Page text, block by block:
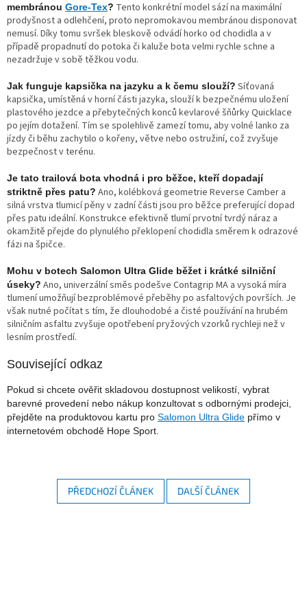
membránou Gore-Tex? Tento konkrétní model sází na maximální
prodyšnost a odlehčení, proto nepromokavou membránou disponovat
nemusí. Díky tomu svršek bleskově odvádí horko od chodidla a v
případě propadnutí do potoka či kaluže bota velmi rychle schne a
nezadržuje v sobě těžkou vodu.
Jak funguje kapsička na jazyku a k čemu slouží? Síťovaná
kapsička, umístěná v horní části jazyka, slouží k bezpečnému uložení
plastového jezdce a přebytečných konců kevlarové šňůrky Quicklace
po jejím dotažení. Tím se spolehlivě zamezí tomu, aby volné lanko za
jízdy či běhu zachytilo o kořeny, větve nebo ostružiní, což zvyšuje
bezpečnost v terénu.
Je tato trailová bota vhodná i pro běžce, kteří dopadají
striktně přes patu? Ano, kolébková geometrie Reverse Camber a
silná vrstva tlumicí pěny v zadní části jsou pro běžce preferující dopad
přes patu ideální. Konstrukce efektivně tlumí prvotní tvrdý náraz a
okamžitě přejde do plynulého překlopení chodidla směrem k odrazové
fázi na špičce.
Mohu v botech Salomon Ultra Glide běžet i krátké silniční
úseky? Ano, univerzální směs podešve Contagrip MA a vysoká míra
tlumení umožňují bezproblémové přeběhy po asfaltových površích. Je
však nutné počítat s tím, že dlouhodobé a čisté používání na hrubém
silničním asfaltu zvyšuje opotřebení pryžových vzorků rychleji než v
lesním prostředí.
Související odkaz
Pokud si chcete ověřit skladovou dostupnost velikostí, vybrat
barevné provedení nebo nákup konzultovat s odbornými prodejci,
přejděte na produktovou kartu pro Salomon Ultra Glide přímo v
internetovém obchodě Hope Sport.
PŘEDCHOZÍ ČLÁNEK DALŠÍ ČLÁNEK